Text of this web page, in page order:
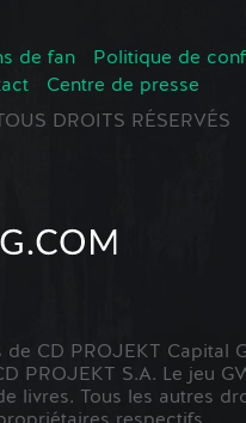
de fan
Politique de
Centre de presse
DROITS RÉSERVÉS
CD PROJEKT Capital
PROJEKT S.A. Le jeu
livres. Tous les autres